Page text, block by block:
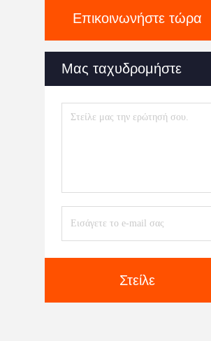
Επικοινωνήστε τώρα
Μας ταχυδρομήστε
Στείλε